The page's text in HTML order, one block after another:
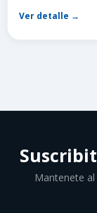
el dispensado
únic...
Ver detalle →
Mantenete